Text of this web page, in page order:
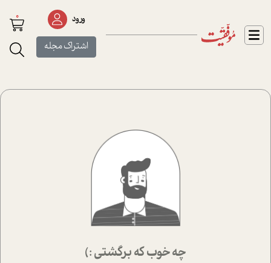
ورود
اشتراک مجله
0
چه خوب که برگشتی :)